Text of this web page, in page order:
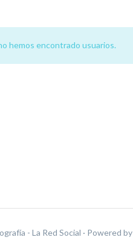
hemos encontrado usuarios.
- La Red Social · Powered by